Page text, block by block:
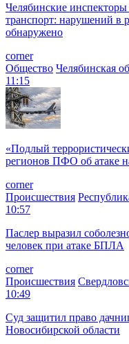
Челябинские
транспорт: нарушений в
обнаружено
corner
Общество Челябинская
11:15
«Подлый
регионов ПФО об атаке
corner
Происшествия
10:57
Паслер выразил
человек при атаке БПЛА
corner
Происшествия
10:49
Суд защитил право
Новосибирской области